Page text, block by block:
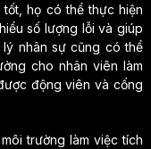
họ có thể thực hiện
số lượng lỗi và giúp
nhân sự cũng có thể
cho nhân viên làm
động viên và cống
trường làm việc tích